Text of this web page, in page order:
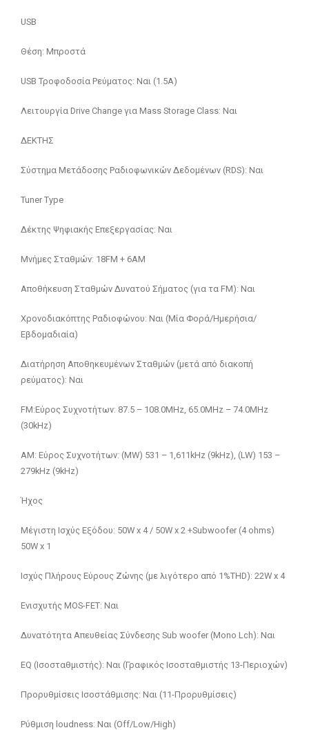
USB
Θέση: Μπροστά
USB Τροφοδοσία Ρεύματος: Ναι (1.5A)
Λειτουργία Drive Change για Mass Storage Class: Ναι
ΔΕΚΤΗΣ
Σύστημα Μετάδοσης Ραδιοφωνικών Δεδομένων (RDS): Ναι
Tuner Type
Δέκτης Ψηφιακής Επεξεργασίας: Ναι
Μνήμες Σταθμών: 18FM + 6AM
Αποθήκευση Σταθμών Δυνατού Σήματος (για τα FM): Ναι
Χρονοδιακόπτης Ραδιοφώνου: Ναι (Μία Φορά/Ημερήσια/
Εβδομαδιαία)
Διατήρηση Αποθηκευμένων Σταθμών (μετά από διακοπή
ρεύματος): Ναι
FM:Εύρος Συχνοτήτων: 87.5 – 108.0MHz, 65.0MHz – 74.0MHz
(30kHz)
AM: Εύρος Συχνοτήτων: (MW) 531 – 1,611kHz (9kHz), (LW) 153 –
279kHz (9kHz)
Ήχος
Μέγιστη Ισχύς Εξόδου: 50W x 4 / 50W x 2 +Subwoofer (4 ohms)
50W x 1
Ισχύς Πλήρους Εύρους Ζώνης (με λιγότερο από 1%THD): 22W x 4
Ενισχυτής MOS-FET: Ναι
Δυνατότητα Απευθείας Σύνδεσης Sub woofer (Mono Lch): Ναι
EQ (Ισοσταθμιστής): Ναι (Γραφικός Ισοσταθμιστής 13-Περιοχών)
Προρυθμίσεις Ισοστάθμισης: Ναι (11-Προρυθμίσεις)
Ρύθμιση loudness: Ναι (Off/Low/High)